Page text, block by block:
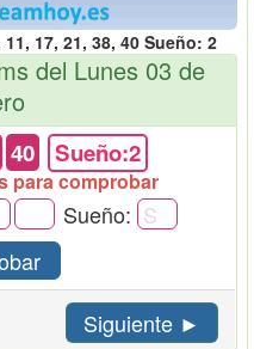
11, 17, 21, 38, 40 Sueño: 2
del Lunes 03 de
40 Sueño:2
para comprobar
Sueño:
Siguiente ►